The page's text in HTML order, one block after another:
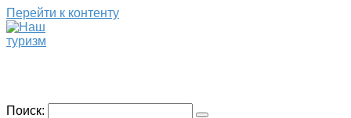
Перейти к контенту
Поиск: